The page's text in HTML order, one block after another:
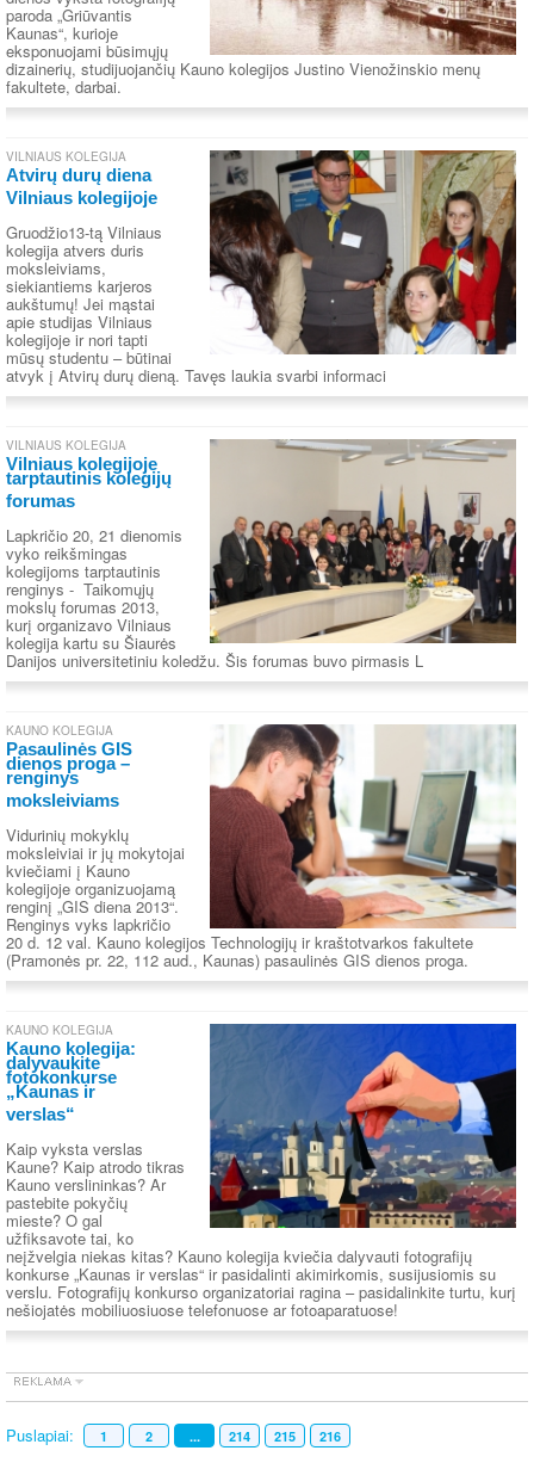
paroda „Griūvantis
Kaunas“, kurioje
eksponuojami būsimųjų
dizainerių, studijuojančių Kauno kolegijos Justino Vienožinskio menų
fakultete, darbai.
VILNIAUS KOLEGIJA
Atvirų durų diena
Vilniaus kolegijoje
Gruodžio13-tą Vilniaus
kolegija atvers duris
moksleiviams,
siekiantiems karjeros
aukštumų! Jei mąstai
apie studijas Vilniaus
kolegijoje ir nori tapti
mūsų studentu – būtinai
atvyk į Atvirų durų dieną. Tavęs laukia svarbi informaci
VILNIAUS KOLEGIJA
Vilniaus kolegijoje
tarptautinis kolegijų
forumas
Lapkričio 20, 21 dienomis
vyko reikšmingas
kolegijoms tarptautinis
renginys - Taikomųjų
mokslų forumas 2013,
kurį organizavo Vilniaus
kolegija kartu su Šiaurės
Danijos universitetiniu koledžu. Šis forumas buvo pirmasis L
KAUNO KOLEGIJA
Pasaulinės GIS
dienos proga –
renginys
moksleiviams
Vidurinių mokyklų
moksleiviai ir jų mokytojai
kviečiami į Kauno
kolegijoje organizuojamą
renginį „GIS diena 2013“.
Renginys vyks lapkričio
20 d. 12 val. Kauno kolegijos Technologijų ir kraštotvarkos fakultete
(Pramonės pr. 22, 112 aud., Kaunas) pasaulinės GIS dienos proga.
KAUNO KOLEGIJA
Kauno kolegija:
dalyvaukite
fotokonkurse
„Kaunas ir
verslas“
Kaip vyksta verslas
Kaune? Kaip atrodo tikras
Kauno verslininkas? Ar
pastebite pokyčių
mieste? O gal
užfiksavote tai, ko
neįžvelgia niekas kitas? Kauno kolegija kviečia dalyvauti fotografijų
konkurse „Kaunas ir verslas“ ir pasidalinti akimirkomis, susijusiomis su
verslu. Fotografijų konkurso organizatoriai ragina – pasidalinkite turtu, kurį
nešiojatės mobiliuosiuose telefonuose ar fotoaparatuose!
Puslapiai: 1 2 ... 214 215 216